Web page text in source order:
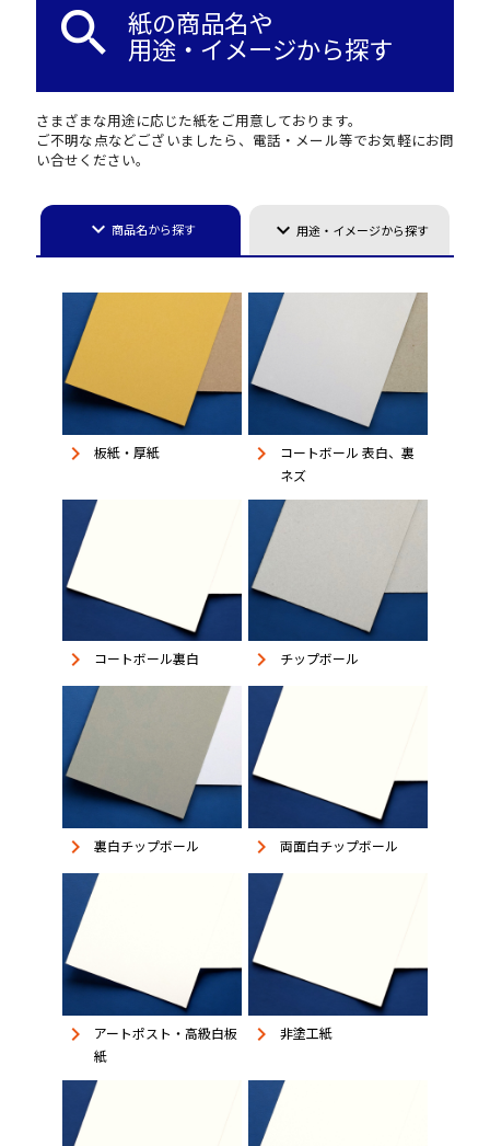
search 紙の商品名や
用途・イメージから探す
さまざまな用途に応じた紙をご用意しております。
ご不明な点などございましたら、電話・メール等でお気軽にお問
い合せください。
keyboard_arrow_down 商品名から探す keyboard_arrow_down用途・イメージから探す
keyboard_arrow_right 板紙・厚紙 keyboard_arrow_right
コートボール 表白、裏
ネズ
keyboard_arrow_right コートボール裏白 keyboard_arrow_right チップボール
keyboard_arrow_right 裏白チップボール keyboard_arrow_right 両面白チップボール
keyboard_arrow_right
アートポスト・高級白板
紙
keyboard_arrow_right 非塗工紙